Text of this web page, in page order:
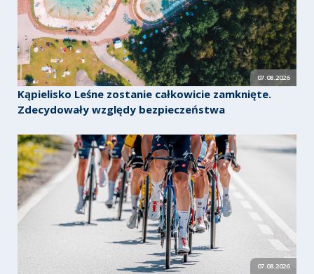
07.08.2026
Kąpielisko Leśne zostanie całkowicie zamknięte.
Zdecydowały względy bezpieczeństwa
07.08.2026